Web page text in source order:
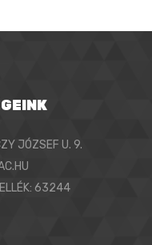
JÓZSEF U. 9.
63244